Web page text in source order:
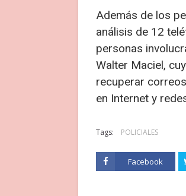
Además de los
análisis de 12
personas
Walter Maciel,
recuperar
en Internet y
Tags: POLICIALES
Facebook